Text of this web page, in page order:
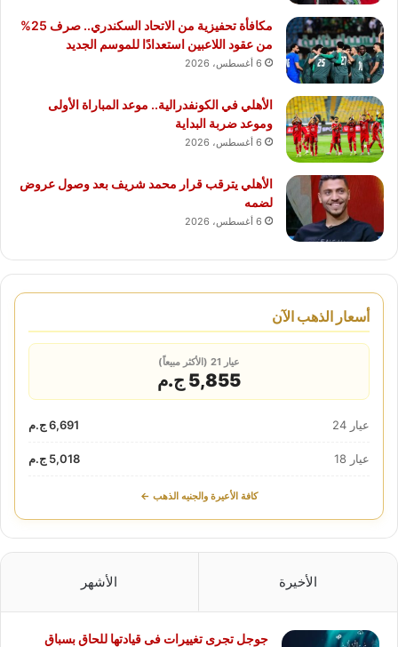
مكافأة تحفيزية من الاتحاد السكندري.. صرف 25%
من عقود اللاعبين استعدادًا للموسم الجديد
6 أغسطس، 2026
الأهلي في الكونفدرالية.. موعد المباراة الأولى
وموعد ضربة البداية
6 أغسطس، 2026
الأهلي يترقب قرار محمد شريف بعد وصول عروض
لضمه
6 أغسطس، 2026
أسعار الذهب الآن
عيار 21 (الأكثر مبيعاً)
5,855 ج.م
عيار 24 6,691 ج.م
عيار 18 5,018 ج.م
كافة الأعيرة والجنيه الذهب ←
الأخيرة الأشهر
جوجل تجرى تغييرات فى قيادتها للحاق بسباق